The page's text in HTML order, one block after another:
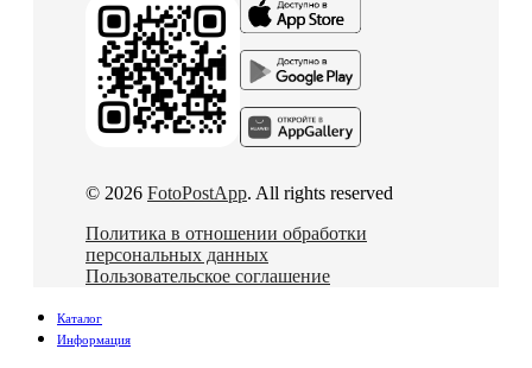
© 2026 FotoPostApp. All rights reserved
Политика в отношении обработки
персональных данных
Пользовательское соглашение
Каталог
Информация